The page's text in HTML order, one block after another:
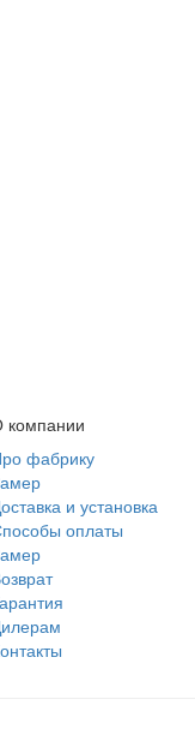
компании
фабрику
и установка
оплаты